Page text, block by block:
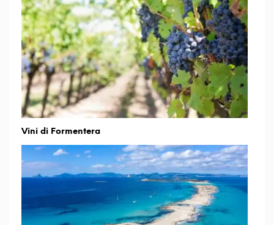
Vini di Formentera